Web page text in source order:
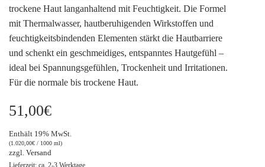
trockene Haut langanhaltend mit Feuchtigkeit. Die Formel
mit Thermalwasser, hautberuhigenden Wirkstoffen und
feuchtigkeitsbindenden Elementen stärkt die Hautbarriere
und schenkt ein geschmeidiges, entspanntes Hautgefühl –
ideal bei Spannungsgefühlen, Trockenheit und Irritationen.
Für die normale bis trockene Haut.
51,00€
Enthält 19% MwSt.
(1.020,00€ / 1000 ml)
zzgl. Versand